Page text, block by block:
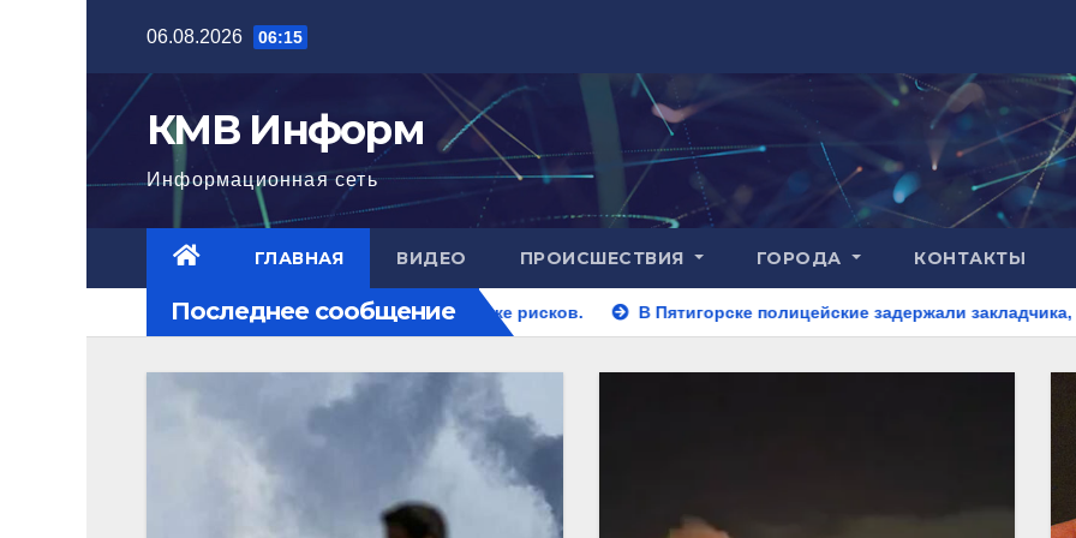
содержимому
06.08.2026 06:15
КМВ Информ
Информационная сеть
ГЛАВНАЯ ВИДЕО ПРОИСШЕСТВИЯ ГОРОДА КОНТАКТЫ
Последнее сообщение
Восток горит. РФ на перекрестке рисков. В Пятигорске полицейские задержали закладчика, пытавшегося